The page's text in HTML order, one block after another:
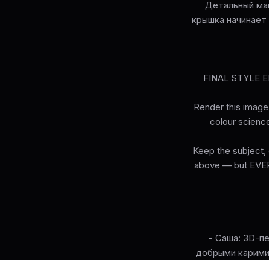
Детальный
крышка
FINAL STYLE
Render this
colour
Keep the
above — but
- Саша: 3D-
добрыми